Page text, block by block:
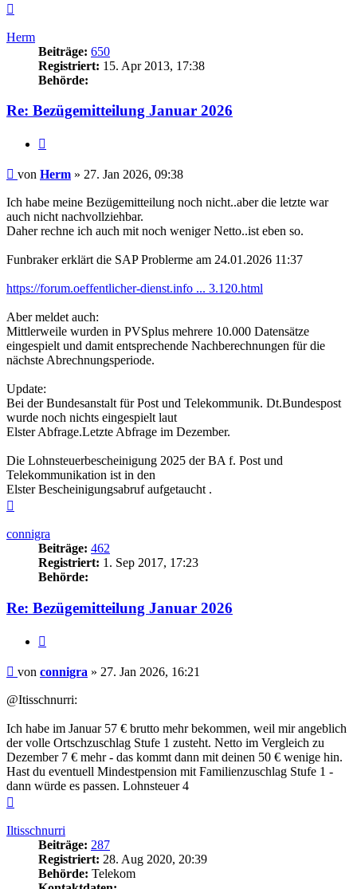
Herm
Beiträge: 650
Registriert: 15. Apr 2013, 17:38
Behörde:
Re: Bezügemitteilung Januar 2026
Beitrag
von Herm » 27. Jan 2026, 09:38
Ich habe meine Bezügemitteilung noch nicht..aber die letzte war
auch nicht nachvollziehbar.
Daher rechne ich auch mit noch weniger Netto..ist eben so.
Funbraker erklärt die SAP Problerme am 24.01.2026 11:37
https://forum.oeffentlicher-dienst.info ... 3.120.html
Aber meldet auch:
Mittlerweile wurden in PVSplus mehrere 10.000 Datensätze
eingespielt und damit entsprechende Nachberechnungen für die
nächste Abrechnungsperiode.
Update:
Bei der Bundesanstalt für Post und Telekommunik. Dt.Bundespost
wurde noch nichts eingespielt laut
Elster Abfrage.Letzte Abfrage im Dezember.
Die Lohnsteuerbescheinigung 2025 der BA f. Post und
Telekommunikation ist in den
Elster Bescheinigungsabruf aufgetaucht .
connigra
Beiträge: 462
Registriert: 1. Sep 2017, 17:23
Behörde:
Re: Bezügemitteilung Januar 2026
Beitrag
von connigra » 27. Jan 2026, 16:21
@Itisschnurri:
Ich habe im Januar 57 € brutto mehr bekommen, weil mir angeblich
der volle Ortschzuschlag Stufe 1 zusteht. Netto im Vergleich zu
Dezember 7 € mehr - das kommt dann mit deinen 50 € wenige hin.
Hast du eventuell Mindestpension mit Familienzuschlag Stufe 1 -
dann würde es passen. Lohnsteuer 4
Iltisschnurri
Beiträge: 287
Registriert: 28. Aug 2020, 20:39
Behörde: Telekom